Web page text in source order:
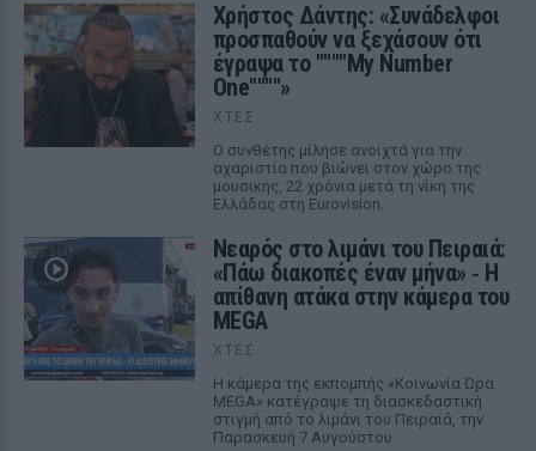
Χρήστος Δάντης: «Συνάδελφοι
προσπαθούν να ξεχάσουν ότι
έγραψα το """"My Number
One""""»
ΧΤΕΣ
Ο συνθέτης μίλησε ανοιχτά για την
αχαριστία που βιώνει στον χώρο της
μουσικής, 22 χρόνια μετά τη νίκη της
Ελλάδας στη Eurovision.
Νεαρός στο λιμάνι του Πειραιά:
«Πάω διακοπές έναν μήνα» ‑ Η
απίθανη ατάκα στην κάμερα του
MEGA
ΧΤΕΣ
Η κάμερα της εκπομπής «Κοινωνία Ώρα
MEGA» κατέγραψε τη διασκεδαστική
στιγμή από το λιμάνι του Πειραιά, την
Παρασκευή 7 Αυγούστου.